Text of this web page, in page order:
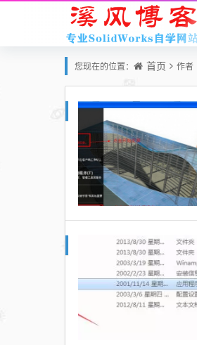
您现在的位置： 首页 作者